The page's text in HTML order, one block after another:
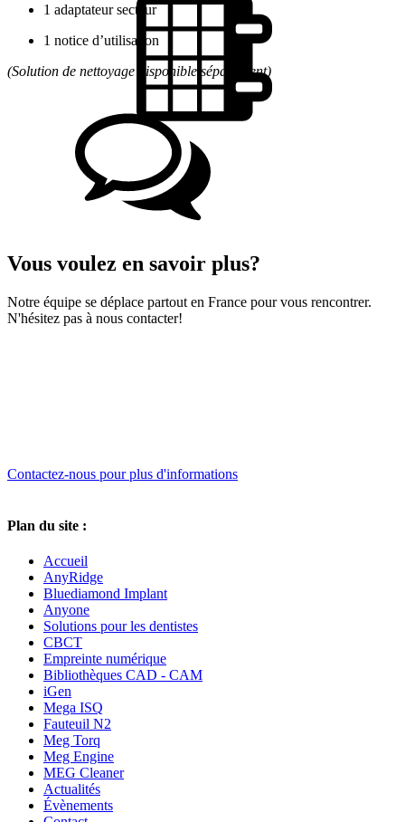
1 adaptateur secteur
1 notice d’utilisation
(Solution de nettoyage disponible séparément)
Vous voulez en savoir plus?
Notre équipe se déplace partout en France pour vous rencontrer.
N'hésitez pas à nous contacter!
Contactez-nous pour plus d'informations
Plan du site :
Accueil
AnyRidge
Bluediamond Implant
Anyone
Solutions pour les dentistes
CBCT
Empreinte numérique
Bibliothèques CAD - CAM
iGen
Mega ISQ
Fauteuil N2
Meg Torq
Meg Engine
MEG Cleaner
Actualités
Évènements